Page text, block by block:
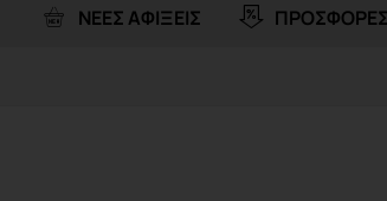
ΝΕΕΣ ΑΦΙΞΕΙΣ ΠΡΟΣΦΟΡΕΣ